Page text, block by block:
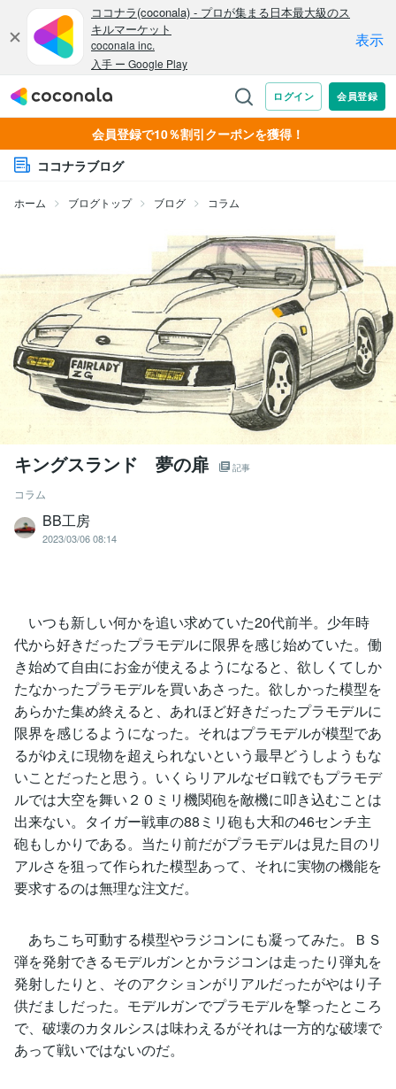
会員登録で10％割引クーポンを獲得！
ココナラブログ
ホーム ブログトップ ブログ コラム
キングスランド 夢の扉 記事
コラム
BB工房
2023/03/06 08:14
いつも新しい何かを追い求めていた20代前半。少年時
代から好きだったプラモデルに限界を感じ始めていた。働
き始めて自由にお金が使えるようになると、欲しくてしか
たなかったプラモデルを買いあさった。欲しかった模型を
あらかた集め終えると、あれほど好きだったプラモデルに
限界を感じるようになった。それはプラモデルが模型であ
るがゆえに現物を超えられないという最早どうしようもな
いことだったと思う。いくらリアルなゼロ戦でもプラモデ
ルでは大空を舞い２０ミリ機関砲を敵機に叩き込むことは
出来ない。タイガー戦車の88ミリ砲も大和の46センチ主
砲もしかりである。当たり前だがプラモデルは見た目のリ
アルさを狙って作られた模型あって、それに実物の機能を
要求するのは無理な注文だ。
あちこち可動する模型やラジコンにも凝ってみた。ＢＳ
弾を発射できるモデルガンとかラジコンは走ったり弾丸を
発射したりと、そのアクションがリアルだったがやはり子
供だましだった。モデルガンでプラモデルを撃ったところ
で、破壊のカタルシスは味わえるがそれは一方的な破壊で
あって戦いではないのだ。